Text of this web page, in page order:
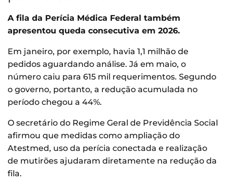
A fila da Perícia Médica Federal também
apresentou queda consecutiva em 2026.
Em janeiro, por exemplo, havia 1,1 milhão de
pedidos aguardando análise. Já em maio, o
número caiu para 615 mil requerimentos. Segundo
o governo, portanto, a redução acumulada no
período chegou a 44%.
O secretário do Regime Geral de Previdência Social
afirmou que medidas como ampliação do
Atestmed, uso da perícia conectada e realização
de mutirões ajudaram diretamente na redução da
fila.